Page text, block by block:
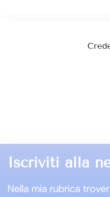
Iscriviti alla
Nella mia rubrica